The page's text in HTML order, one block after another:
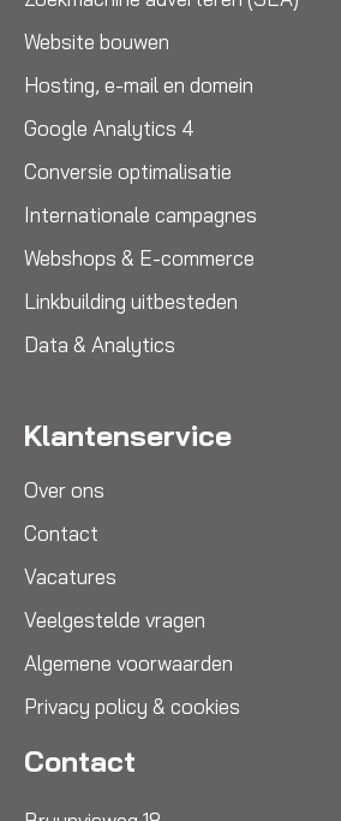
Website bouwen
Hosting, e-mail en domein
Google Analytics 4
Conversie optimalisatie
Internationale campagnes
Webshops & E-commerce
Linkbuilding uitbesteden
Data & Analytics
Klantenservice
Over ons
Contact
Vacatures
Veelgestelde vragen
Algemene voorwaarden
Privacy policy & cookies
Contact